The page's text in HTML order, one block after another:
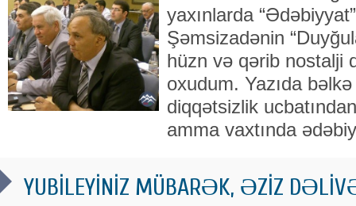
yaxınlarda
Şəmsizadənin
hüzn və qərib nostalji
oxudum. Yazıda
diqqətsizlik
amma vaxtında
YUBİLEYİNİZ MÜBARƏK, ƏZİZ